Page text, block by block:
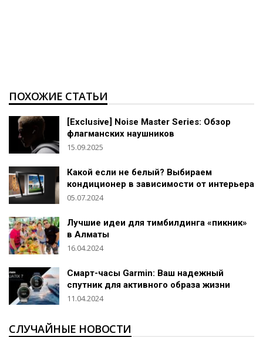
ПОХОЖИЕ СТАТЬИ
[Exclusive] Noise Master Series: Обзор
флагманских наушников
15.09.2025
Какой если не белый? Выбираем
кондиционер в зависимости от интерьера
05.07.2024
Лучшие идеи для тимбилдинга «пикник»
в Алматы
16.04.2024
Смарт-часы Garmin: Ваш надежный
спутник для активного образа жизни
11.04.2024
СЛУЧАЙНЫЕ НОВОСТИ